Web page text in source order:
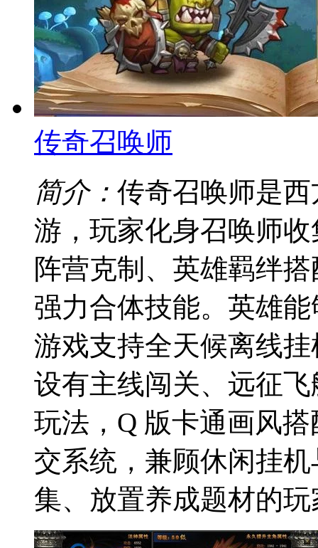
传奇召唤师
简介： 传奇召唤师是
游，玩家化身召唤师
阵营克制、英雄羁绊
强力合体技能。英雄
游戏支持全天候离线
设有主线闯关、远征
玩法，Q 版卡通画风
交系统，兼顾休闲挂
集、放置养成题材的玩